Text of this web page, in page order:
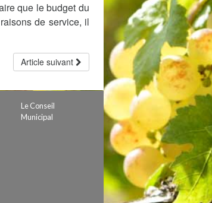
que le budget du
de service, il
Article suivant
Le Conseil
Municipal